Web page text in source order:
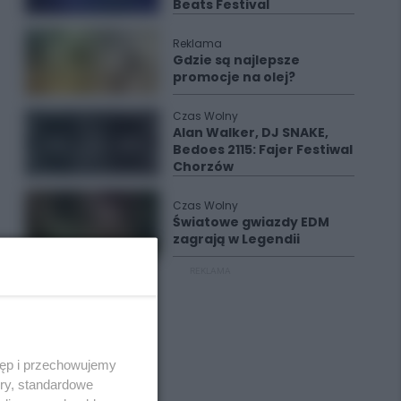
Beats Festival
Reklama
Gdzie są najlepsze
promocje na olej?
Czas Wolny
Alan Walker, DJ SNAKE,
Bedoes 2115: Fajer Festiwal
Chorzów
Czas Wolny
Światowe gwiazdy EDM
zagrają w Legendii
i przechowujemy
standardowe